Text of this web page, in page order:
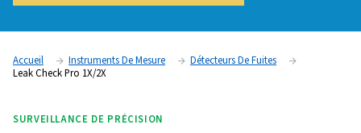
Les Leak Check Pro 1X et 2X sont des détecteurs de fuites
avancés pour les systèmes d'air comprimé, de gaz, de
calcul des fuites, ils permettent d'effectuer une
et de réaliser des économies d'énergie.